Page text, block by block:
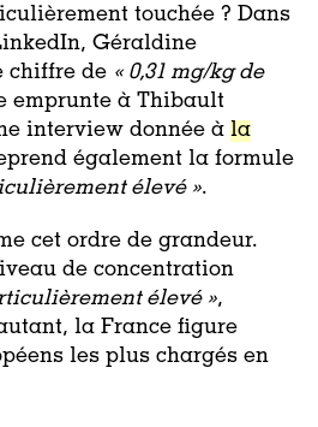
touchée ? Dans
Géraldine
chiffre de « 0,31 mg/kg de
emprunte à Thibault
interview donnée à la
également la formule
élevé ».
cet ordre de grandeur.
de concentration
élevé »,
la France figure
les plus chargés en